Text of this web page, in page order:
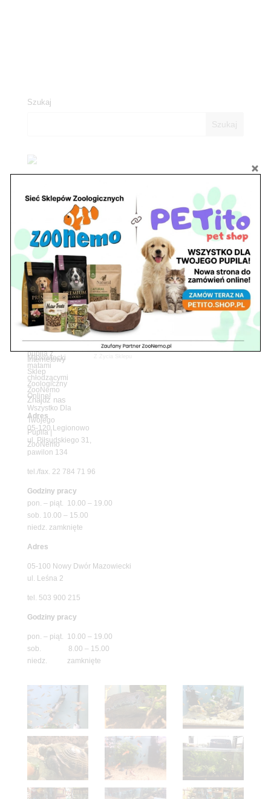
Szukaj
Ryby akwariowe Legionowo i Nowy Dwór
Mazowiecki – Sklep ZooNemo
Z Życia Sklepu
Stwórz podwodne arcydzieło: Najpiękniejsze
rośliny akwariowe w ZooNemo – Legionowo i
Nowy Dwór Mazowiecki
Promocje
Upały wracają! Zadbaj o komfort swojego pupila
z matami chłodzącymi ZooNemo
Petito Pet Shop – Internetowy Sklep Zoologiczny
Online! Wszystko Dla Twojego Pupila | ZooNemo
Znajdź nas
Adres
05-120 Legionowo
ul. Piłsudskiego 31,
pawilon 134
tel./fax. 22 784 71 96
Godziny pracy
pon. – piąt. 10.00 – 19.00
sob. 10.00 – 15.00
niedz. zamknięte
Adres
05-100 Nowy Dwór Mazowiecki
ul. Leśna 2
tel. 503 900 215
Godziny pracy
pon. – piąt. 10.00 – 19.00
sob. 8.00 – 15.00
niedz. zamknięte